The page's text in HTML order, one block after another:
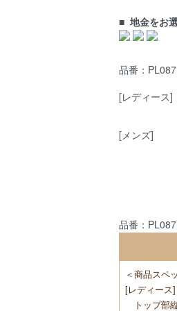
■ 地金をお
品番：PL087
[レディース]
[メンズ]
品番：PL087
＜商品スペ
[レディース]
トップ部